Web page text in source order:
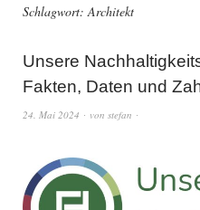
Schlagwort: Architekt
Unsere
Fakten, Daten und
24. Mai 2024 von stefan